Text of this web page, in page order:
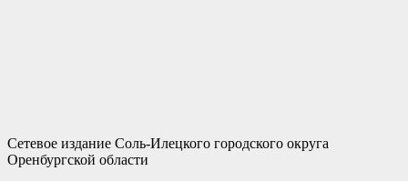
Сетевое издание Соль-Илецкого городского округа
Оренбургской области